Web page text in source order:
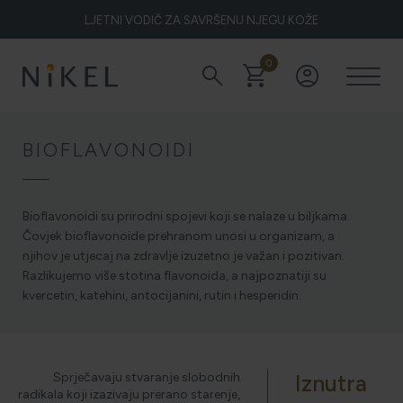
LJETNI VODIČ ZA SAVRŠENU NJEGU KOŽE
NIKEL HEROJ PRIRODE
VRATITI SVJEŽINU)
search shopping_cart0 account_circle
BIOFLAVONOIDI
Bioflavonoidi su prirodni spojevi koji se nalaze u biljkama.
Čovjek bioflavonoide prehranom unosi u organizam, a
njihov je utjecaj na zdravlje izuzetno je važan i pozitivan.
Razlikujemo više stotina flavonoida, a najpoznatiji su
kvercetin, katehini, antocijanini, rutin i hesperidin.
Sprječavaju stvaranje slobodnih
radikala koji izazivaju prerano starenje,
Iznutra